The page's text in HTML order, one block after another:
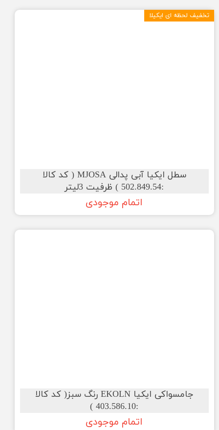
سطل ایکیا آبی پدالی MJOSA ( کد کالا
:502.849.54 ) ظرفیت 3لیتر
اتمام موجودی
تخفیف لحظه ای ایکیلا
جامسواکی ایکیا EKOLN رنگ سبز( کد کالا
:403.586.10 )
اتمام موجودی